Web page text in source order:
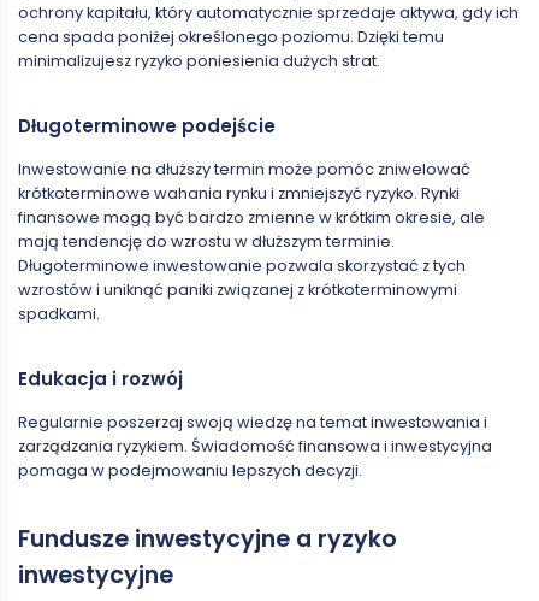
ochrony kapitału, który automatycznie sprzedaje aktywa, gdy ich
cena spada poniżej określonego poziomu. Dzięki temu
minimalizujesz ryzyko poniesienia dużych strat.
Długoterminowe podejście
Inwestowanie na dłuższy termin może pomóc zniwelować
krótkoterminowe wahania rynku i zmniejszyć ryzyko. Rynki
finansowe mogą być bardzo zmienne w krótkim okresie, ale
mają tendencję do wzrostu w dłuższym terminie.
Długoterminowe inwestowanie pozwala skorzystać z tych
wzrostów i uniknąć paniki związanej z krótkoterminowymi
spadkami.
Edukacja i rozwój
Regularnie poszerzaj swoją wiedzę na temat inwestowania i
zarządzania ryzykiem. Świadomość finansowa i inwestycyjna
pomaga w podejmowaniu lepszych decyzji.
Fundusze inwestycyjne a ryzyko
inwestycyjne